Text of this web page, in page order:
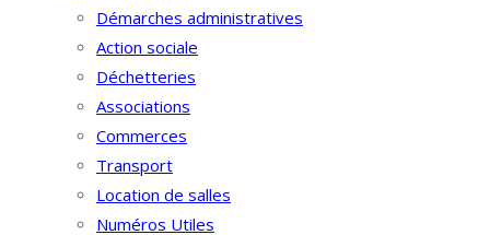
Démarches administratives
Action sociale
Déchetteries
Associations
Commerces
Transport
Location de salles
Numéros Utiles